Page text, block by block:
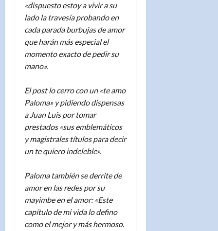
«dispuesto estoy a vivir a su
lado la travesía probando en
cada parada burbujas de amor
que harán más especial el
momento exacto de pedir su
mano».
El post lo cerro con un «te amo
Paloma» y pidiendo dispensas
a Juan Luis por tomar
prestados «sus emblemáticos
y magistrales títulos para decir
un te quiero indeleble».
Paloma también se derrite de
amor en las redes por su
mayimbe en el amor: «Este
capítulo de mi vida lo defino
como el mejor y más hermoso.